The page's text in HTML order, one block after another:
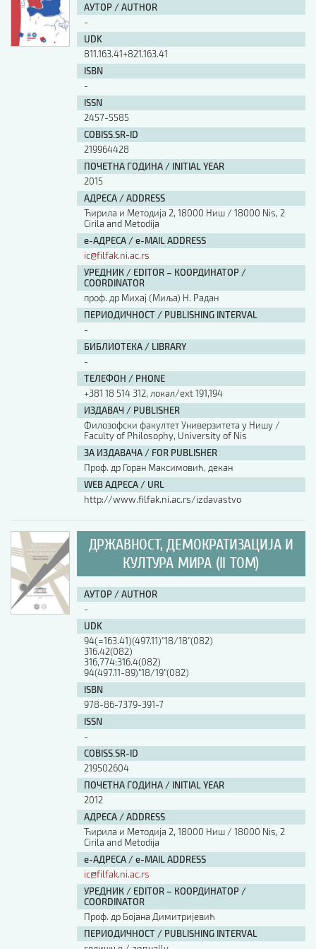
АУТОР / AUTHOR
-
UDK
811.163.41+821.163.41
ISBN
-
ISSN
2457-5585
COBISS.SR-ID
219964428
ПОЧЕТНА ГОДИНА / INITIAL YEAR
2015
АДРЕСА / ADDRESS
Ћирила и Методија 2, 18000 Ниш / 18000 Nis, 2
Cirila and Metodija
е-АДРЕСА / e-MAIL ADDRESS
ic@filfak.ni.ac.rs
УРЕДНИК / EDITOR – КООРДИНАТОР /
COORDINATOR
проф. др Михај (Миља) Н. Радан
ПЕРИОДИЧНОСТ / PUBLISHING INTERVAL
-
БИБЛИОТЕКА / LIBRARY
-
ТЕЛЕФОН / PHONE
+381 18 514 312, локал/ext 191,194
ИЗДАВАЧ / PUBLISHER
Филозофски факултет Универзитета у Нишу /
Faculty of Philosophy, University of Nis
ЗА ИЗДАВАЧА / FOR PUBLISHER
Проф. др Горан Максимовић, декан
WEB АДРЕСА / URL
http://www.filfak.ni.ac.rs/izdavastvo
ДРЖАВНОСТ, ДЕМОКРАТИЗАЦИЈА И
КУЛТУРА МИРА (II ТОМ)
АУТОР / AUTHOR
-
UDK
94(=163.41)(497.11)"18/18"(082)
316.42(082)
316,774:316.4(082)
94(497.11-89)"18/19"(082)
ISBN
978-86-7379-391-7
ISSN
-
COBISS.SR-ID
219502604
ПОЧЕТНА ГОДИНА / INITIAL YEAR
2012
АДРЕСА / ADDRESS
Ћирила и Методија 2, 18000 Ниш / 18000 Nis, 2
Cirila and Metodija
е-АДРЕСА / e-MAIL ADDRESS
ic@filfak.ni.ac.rs
УРЕДНИК / EDITOR – КООРДИНАТОР /
COORDINATOR
Проф. др Бојана Димитријевић
ПЕРИОДИЧНОСТ / PUBLISHING INTERVAL